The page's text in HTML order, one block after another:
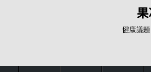
健康議